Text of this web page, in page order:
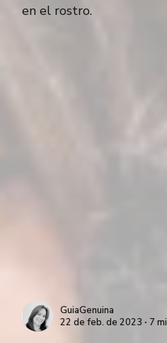
en el rostro.
GuiaGenuina
22 de feb. de 2023 ∙ 7